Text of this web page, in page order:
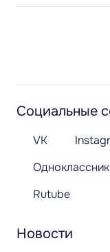
Новости
Социальные
VK
Rutube